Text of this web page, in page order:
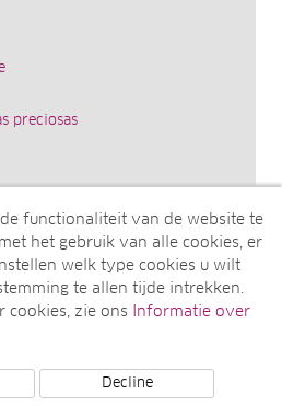
preciosas
functionaliteit van de website te
het gebruik van alle cookies, er
welk type cookies u wilt
te allen tijde intrekken.
cookies, zie ons
Informatie over
Decline